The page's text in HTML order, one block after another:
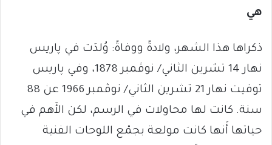
هي
ذكراها هذا الشهر، ولادةً ووفاةً: وُلدَت في پاريس
نهار 14 تشرين الثاني/ نوڤمبر 1878، وفي پاريس
توفيت نهار 21 تشرين الثاني/ نوڤمبر 1966 عن 88
سنة. كانت لها محاولات في الرسم، لكن الأَهم في
حياتها أَنها كانت مولعة بجمْع اللوحات الفنية